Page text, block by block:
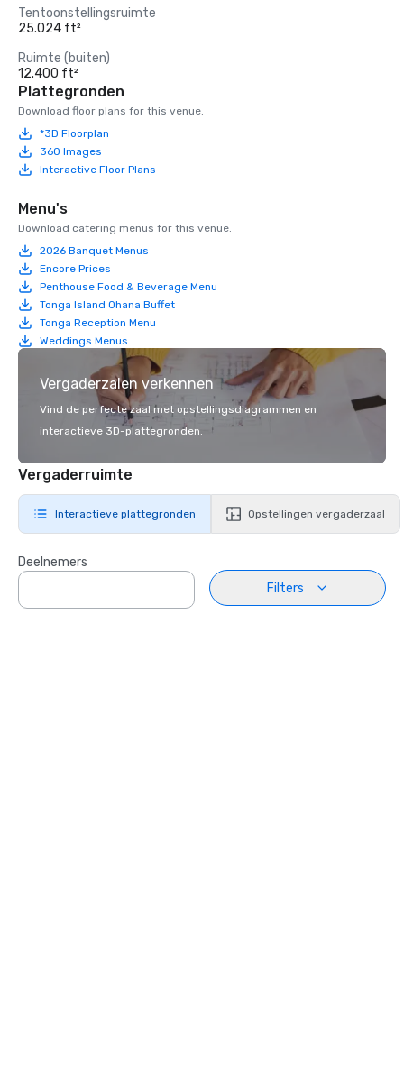
Tentoonstellingsruimte
25.024 ft²
Ruimte (buiten)
12.400 ft²
Plattegronden
Download floor plans for this venue.
*3D Floorplan
360 Images
Interactive Floor Plans
Menu's
Download catering menus for this venue.
2026 Banquet Menus
Encore Prices
Penthouse Food & Beverage Menu
Tonga Island Ohana Buffet
Tonga Reception Menu
Weddings Menus
Vergaderzalen verkennen
Vind de perfecte zaal met opstellingsdiagrammen en
interactieve 3D-plattegronden.
Vergaderruimte
Interactieve plattegronden Opstellingen vergaderzaal
Deelnemers
Filters